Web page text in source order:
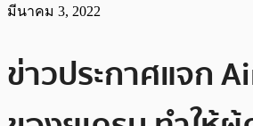
มีนาคม 3, 2022
ข่าวประกาศแจก